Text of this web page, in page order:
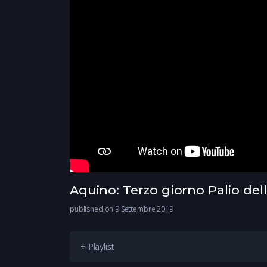
Aquino: Terzo giorno Palio
published on 9 Settembre 2019
+ Playlist